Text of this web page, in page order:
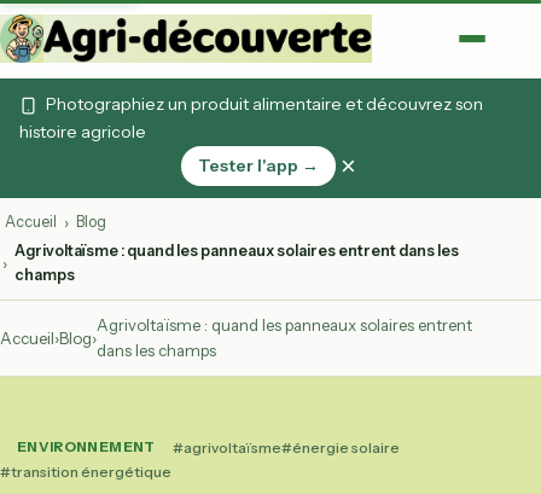
Photographiez un produit alimentaire et découvrez son
histoire agricole
Tester l'app →
×
Accueil › Blog
›
Agrivoltaïsme : quand les panneaux solaires entrent dans les
champs
Accueil›Blog›
Agrivoltaïsme : quand les panneaux solaires entrent
dans les champs
ENVIRONNEMENT #agrivoltaïsme#énergie solaire
#transition énergétique